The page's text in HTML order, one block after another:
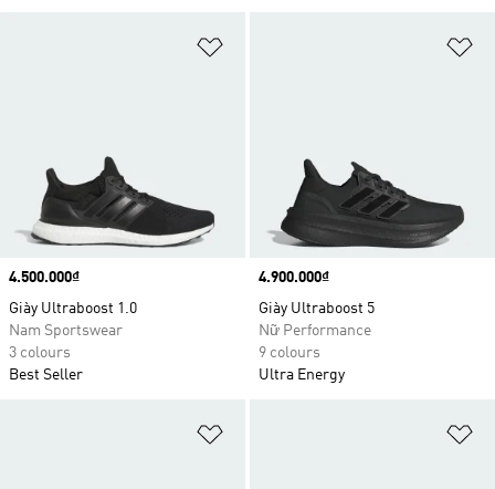
Price
4.500.000₫
Giày Ultraboost 1.0
Nam Sportswear
3 colours
Best Seller
Price
4.900.000₫
Giày Ultraboost 5
Nữ Performance
9 colours
Ultra Energy